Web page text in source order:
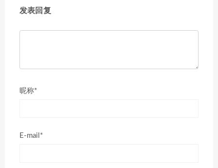
发表回复
昵称*
E-mail*